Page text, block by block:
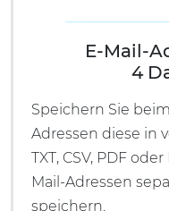
E-Mail-
4
Speichern Sie
Adressen diese in
TXT, CSV, PDF
Mail-Adressen
speichern.